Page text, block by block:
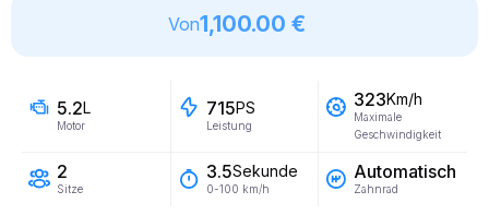
Von1,100.00 €
5.2L
Motor
715PS
Leistung
323Km/h
Maximale
Geschwindigkeit
2
Sitze
3.5Sekunde
0-100 km/h
Automatisch
Zahnrad